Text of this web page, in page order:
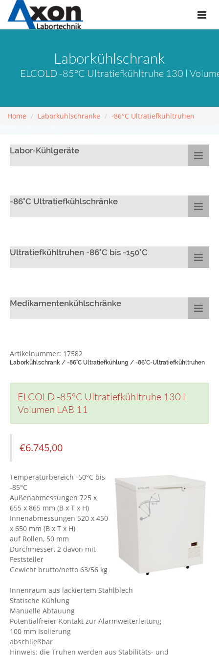
Laborkühlschrank
ELCOLD -85°C Ultratiefkühltruhe 130 l
Home Laborkühlschränke -86°C Ultratiefkühltruhen
Labor-Kühlgeräte
-86°C Ultratiefkühlschränke
Ultratiefkühltruhen -86°C bis -150°C
Medikamentenkühlschränke
Artikelnummer: 17582
Laborkühlschrank / -86°C Ultratiefkühlung / -86°C-Ultratiefkühltruhen
ELCOLD -85°C Ultratiefkühltruhe 130 l
Volumen LAB 11
€6.745,00
Temperaturbereich -50°C bis
-85°C
Außenabmessungen 725 x
655 x 865 mm (B x T x H)
Innenabmessungen 520 x 450
x 650 mm (B x T x H)
auf Rollen, 50 mm
Durchmesser, 2 davon mit
Feststeller
Gewicht brutto/netto 63/56 kg
Innenraum aus lackiertem Stahlblech
Statische Kühlung
Manuelle Abtauung
Potentialfreier Kontakt zur Alarmweiterleitung
100 mm Isolierung
abschließbar
Hinweis: die Truhen werden aus Stabilitäts- und